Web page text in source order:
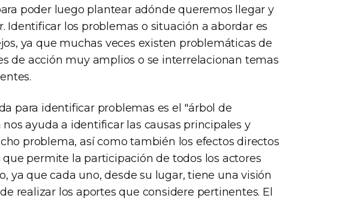
poder luego plantear adónde queremos llegar y
Identificar los problemas o situación a abordar es
ya que muchas veces existen problemáticas de
de acción muy amplios o se interrelacionan temas
para identificar problemas es el "árbol de
ayuda a identificar las causas principales y
problema, así como también los efectos directos
permite la participación de todos los actores
ya que cada uno, desde su lugar, tiene una visión
realizar los aportes que considere pertinentes. El